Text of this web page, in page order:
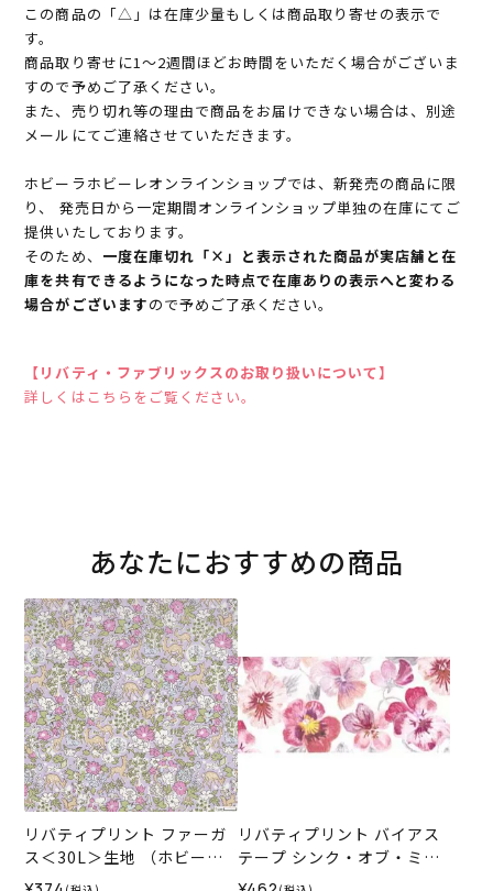
この商品の「△」は在庫少量もしくは商品取り寄せの表示で
す。
商品取り寄せに1～2週間ほどお時間をいただく場合がございま
すので予めご了承ください。
また、売り切れ等の理由で商品をお届けできない場合は、別途
メールにてご連絡させていただきます。
ホビーラホビーレオンラインショップでは、新発売の商品に限
り、 発売日から一定期間オンラインショップ単独の在庫にてご
提供いたしております。
そのため、 一度在庫切れ「×」と表示された商品が実店舗と在
庫を共有できるようになった時点で在庫ありの表示へと変わる
場合がございますので予めご了承ください。
【リバティ・ファブリックスのお取り扱いについて】
詳しくはこちらをご覧ください。
あなたにおすすめの商品
リバティプリント ファーガ
ス＜30L＞生地 （ホビーラ
ホビーレオリジナル）2026
リバティプリント バイアス
テープ シンク・オブ・ミー
＜15P＞